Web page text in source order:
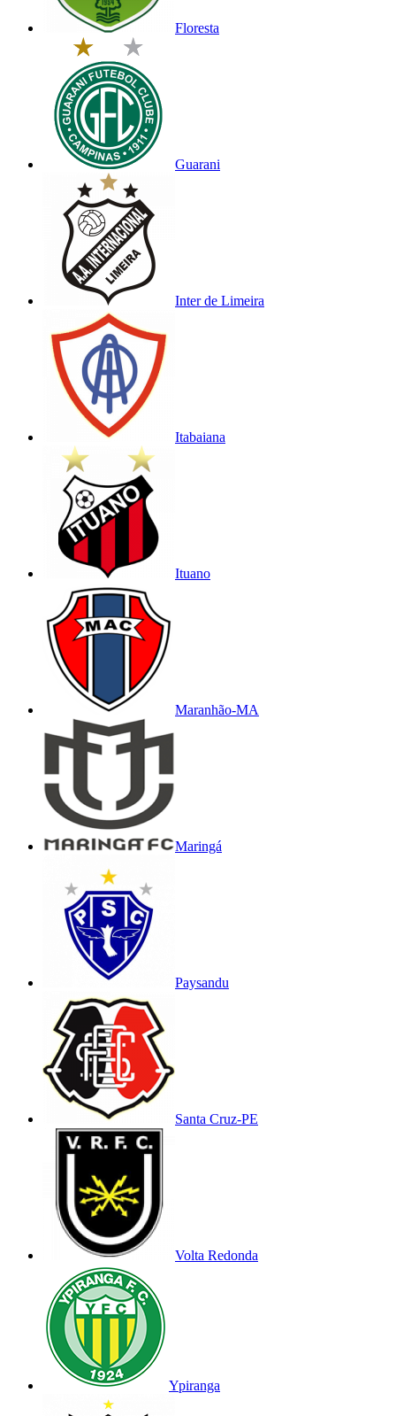
Floresta
Guarani
Inter de Limeira
Itabaiana
Ituano
Maranhão-MA
Maringá
Paysandu
Santa Cruz-PE
Volta Redonda
Ypiranga